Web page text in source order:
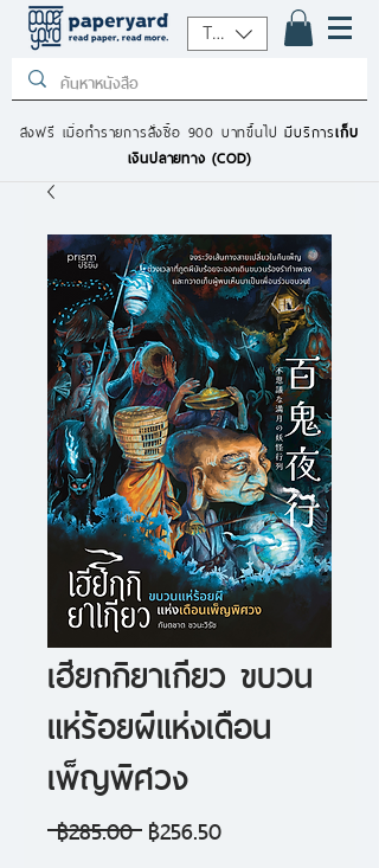
THB (฿)
ส่งฟรี เมื่อทำรายการสั่งซื้อ 900 บาทขึ้นไปมีบริการเก็บ
เงินปลายทาง (COD)
เฮียกกิยาเกียว ขบวน
แห่ร้อยผีแห่งเดือน
เพ็ญพิศวง
฿285.00 ราคา
฿256.50ราคา